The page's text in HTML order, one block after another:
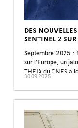
DES
SENTINEL 2
Septembre 2025 :
sur l’Europe, un
THEIA du CNES a
30.09.2025